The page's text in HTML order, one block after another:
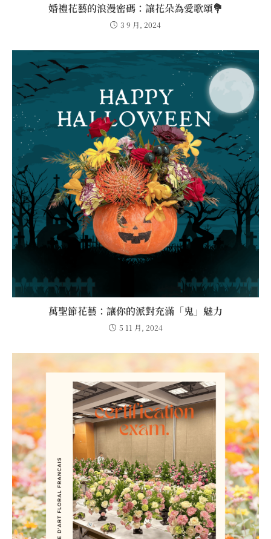
婚禮花藝的浪漫密碼：讓花朵為愛歌頌💐
3 9 月, 2024
萬聖節花藝：讓你的派對充滿「鬼」魅力
5 11 月, 2024